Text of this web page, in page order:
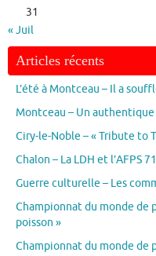
31
« Juil
Articles récents
L’été à Montceau – Il a
Montceau – Un
Ciry-le-Noble – « Tribute to
Chalon – La LDH et l’AFPS
Guerre culturelle – Les
Championnat du monde de
poisson »
Championnat du monde de